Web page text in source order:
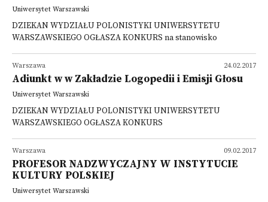
Uniwersytet Warszawski
DZIEKAN WYDZIAŁU POLONISTYKI UNIWERSYTETU
WARSZAWSKIEGO OGŁASZA KONKURS na stanowisko
24.02.2017
Warszawa
Adiunkt w w Zakładzie Logopedii i Emisji Głosu
Uniwersytet Warszawski
DZIEKAN WYDZIAŁU POLONISTYKI UNIWERSYTETU
WARSZAWSKIEGO OGŁASZA KONKURS
09.02.2017
Warszawa
PROFESOR NADZWYCZAJNY W INSTYTUCIE
KULTURY POLSKIEJ
Uniwersytet Warszawski